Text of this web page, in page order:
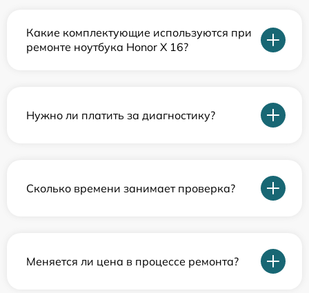
Какие комплектующие используются при
ремонте ноутбука Honor X 16?
Нужно ли платить за диагностику?
Сколько времени занимает проверка?
Меняется ли цена в процессе ремонта?